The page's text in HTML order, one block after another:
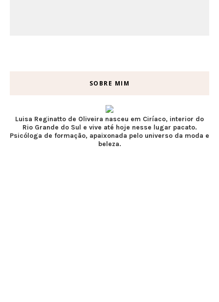
SOBRE MIM
Luisa Reginatto de Oliveira nasceu em Ciríaco, interior do
Rio Grande do Sul e vive até hoje nesse lugar pacato.
Psicóloga de formação, apaixonada pelo universo da moda e
beleza.